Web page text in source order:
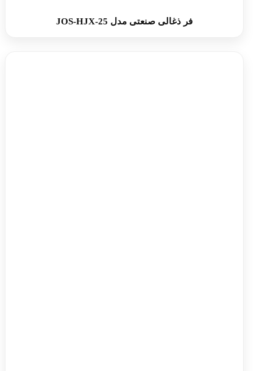
فر ذغالی صنعتی مدل JOS-HJX-25